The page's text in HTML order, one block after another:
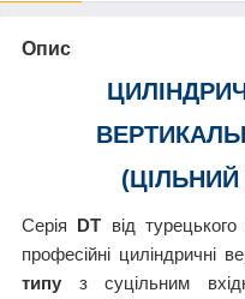
Опис
Серія DT від
професійні циліндричні
типу з суцільним